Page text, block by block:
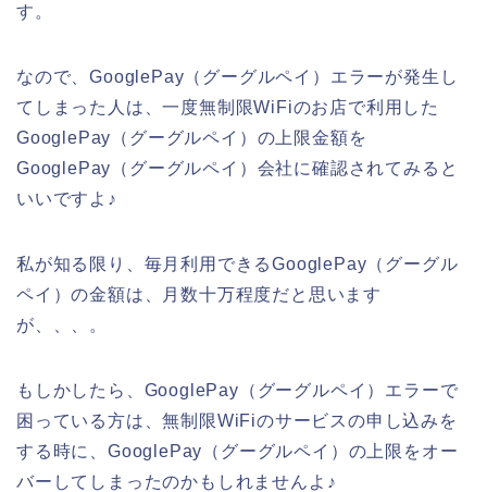
す。
なので、GooglePay（グーグルペイ）エラーが発生し
てしまった人は、一度無制限WiFiのお店で利用した
GooglePay（グーグルペイ）の上限金額を
GooglePay（グーグルペイ）会社に確認されてみると
いいですよ♪
私が知る限り、毎月利用できるGooglePay（グーグル
ペイ）の金額は、月数十万程度だと思います
が、、、。
もしかしたら、GooglePay（グーグルペイ）エラーで
困っている方は、無制限WiFiのサービスの申し込みを
する時に、GooglePay（グーグルペイ）の上限をオー
バーしてしまったのかもしれませんよ♪